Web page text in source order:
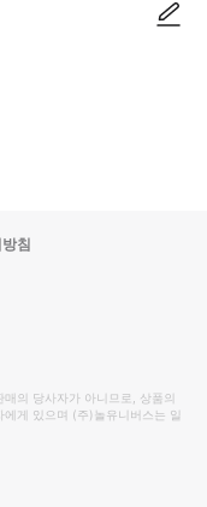
침
의 당사자가 아니므로, 상품의
에게 있으며 (주)놀유니버스는 일